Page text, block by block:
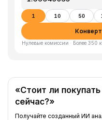
1 10 50
Нулевые комиссии · Более 350
«Стоит ли
сейчас?»
Получайте созданный ИИ